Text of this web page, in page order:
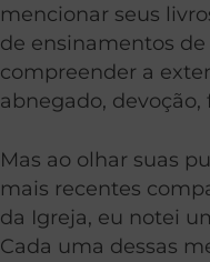
mencionar seus
de ensinamentos
compreender a
abnegado,
Mas ao olhar suas
mais recentes
da Igreja, eu notei
Cada uma dessas